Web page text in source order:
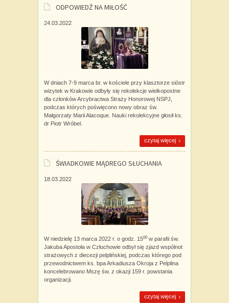
ODPOWIEDŹ NA MIŁOŚĆ
24.03.2022
W dniach 7-9 marca br. w kościele przy klasztorze sióstr
wizytek w Krakowie odbyły się rekolekcje wielkopostne
dla członków Arcybractwa Straży Honorowej NSPJ,
podczas których poświęcono nowy obraz św.
Małgorzaty Marii Alacoque. Nauki rekolekcyjne głosił ks.
dr Piotr Wróbel.
czytaj więcej
ŚWIADKOWIE MĄDREGO SŁUCHANIA
18.03.2022
W niedzielę 13 marca 2022 r. o godz. 1500 w parafii św.
Jakuba Apostoła w Człuchowie odbył się zjazd wspólnot
strażowych z diecezji pelplińskiej, podczas którego pod
przewodnictwem ks. bpa Arkadiusza Okroja z Pelplina
koncelebrowano Mszę św. z okazji 159 r. powstania
organizacji.
czytaj więcej